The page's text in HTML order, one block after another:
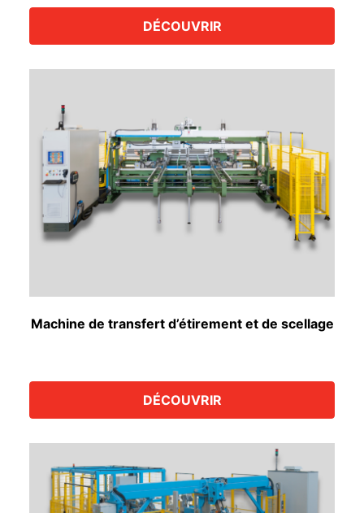
DÉCOUVRIR
Machine de transfert d’étirement et de scellage
DÉCOUVRIR